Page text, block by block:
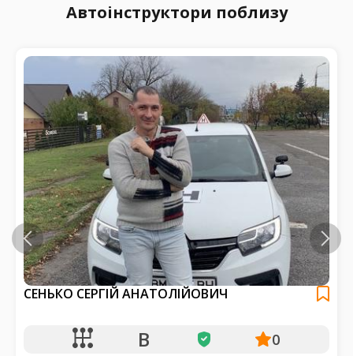
Автоінструктори поблизу
СЕНЬКО СЕРГІЙ АНАТОЛІЙОВИЧ
B
0